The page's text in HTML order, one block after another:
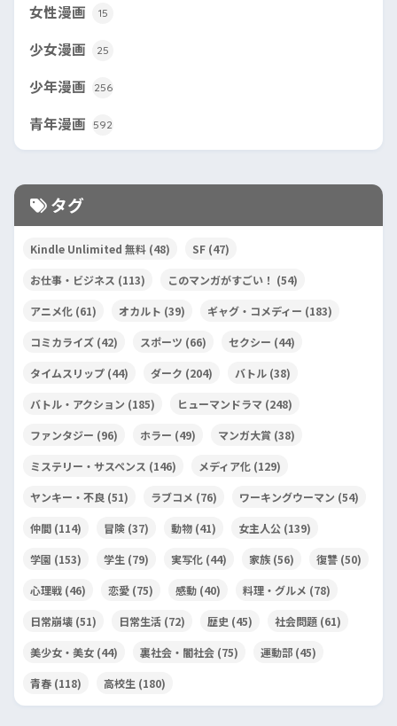
女性漫画 15
少女漫画 25
少年漫画 256
青年漫画 592
タグ
Kindle Unlimited 無料 (48) SF (47)
お仕事・ビジネス (113) このマンガがすごい！ (54)
アニメ化 (61) オカルト (39) ギャグ・コメディー (183)
コミカライズ (42) スポーツ (66) セクシー (44)
タイムスリップ (44) ダーク (204) バトル (38)
バトル・アクション (185) ヒューマンドラマ (248)
ファンタジー (96) ホラー (49) マンガ大賞 (38)
ミステリー・サスペンス (146) メディア化 (129)
ヤンキー・不良 (51) ラブコメ (76) ワーキングウーマン (54)
仲間 (114) 冒険 (37) 動物 (41) 女主人公 (139)
学園 (153) 学生 (79) 実写化 (44) 家族 (56) 復讐 (50)
心理戦 (46) 恋愛 (75) 感動 (40) 料理・グルメ (78)
日常崩壊 (51) 日常生活 (72) 歴史 (45) 社会問題 (61)
美少女・美女 (44) 裏社会・闇社会 (75) 運動部 (45)
青春 (118) 高校生 (180)